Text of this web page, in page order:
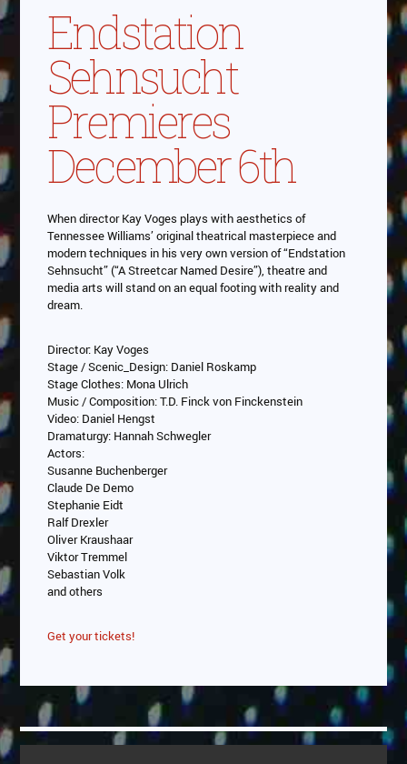
Endstation
Sehnsucht
Premieres
December 6th
When director Kay Voges plays with aesthetics of
Tennessee Williams’ original theatrical masterpiece and
modern techniques in his very own version of “Endstation
Sehnsucht” (“A Streetcar Named Desire”), theatre and
media arts will stand on an equal footing with reality and
dream.
Director: Kay Voges
Stage / Scenic_Design: Daniel Roskamp
Stage Clothes: Mona Ulrich
Music / Composition: T.D. Finck von Finckenstein
Video: Daniel Hengst
Dramaturgy: Hannah Schwegler
Actors:
Susanne Buchenberger
Claude De Demo
Stephanie Eidt
Ralf Drexler
Oliver Kraushaar
Viktor Tremmel
Sebastian Volk
and others
Get your tickets!